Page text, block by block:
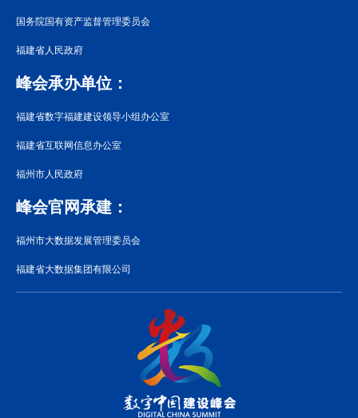
国务院国有资产监督管理委员会
福建省人民政府
峰会承办单位：
福建省数字福建建设领导小组办公室
福建省互联网信息办公室
福州市人民政府
峰会官网承建：
福州市大数据发展管理委员会
福建省大数据集团有限公司